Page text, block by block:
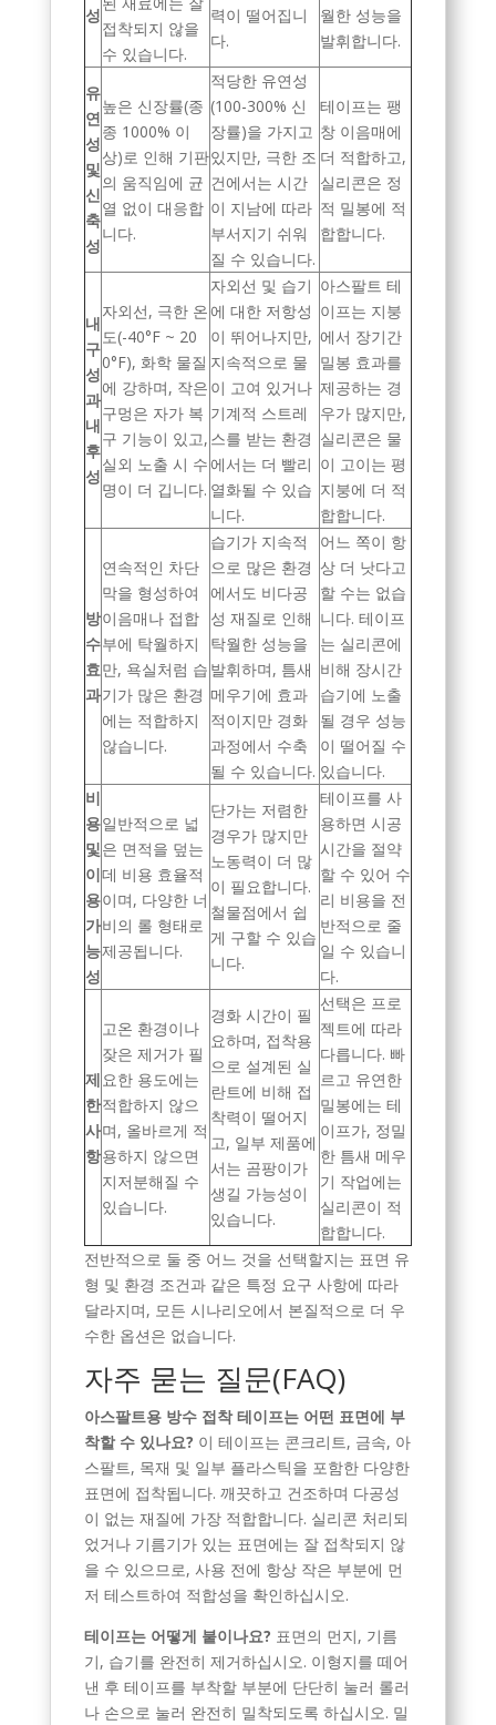
성
접착되지 않을
수 있습니다.
력이 떨어집니
다.
월한 성능을
발휘합니다.
유
연
성
및
신
축
성
높은 신장률(종
종 1000% 이
상)로 인해 기판
의 움직임에 균
열 없이 대응합
니다.
적당한 유연성
(100-300% 신
장률)을 가지고
있지만, 극한 조
건에서는 시간
이 지남에 따라
부서지기 쉬워
질 수 있습니다.
테이프는 팽
창 이음매에
더 적합하고,
실리콘은 정
적 밀봉에 적
합합니다.
내
구
성
과
내
후
성
자외선, 극한 온
도(-40°F ~ 20
0°F), 화학 물질
에 강하며, 작은
구멍은 자가 복
구 기능이 있고,
실외 노출 시 수
명이 더 깁니다.
자외선 및 습기
에 대한 저항성
이 뛰어나지만,
지속적으로 물
이 고여 있거나
기계적 스트레
스를 받는 환경
에서는 더 빨리
열화될 수 있습
니다.
아스팔트 테
이프는 지붕
에서 장기간
밀봉 효과를
제공하는 경
우가 많지만,
실리콘은 물
이 고이는 평
지붕에 더 적
합합니다.
방
수
효
과
연속적인 차단
막을 형성하여
이음매나 접합
부에 탁월하지
만, 욕실처럼 습
기가 많은 환경
에는 적합하지
않습니다.
습기가 지속적
으로 많은 환경
에서도 비다공
성 재질로 인해
탁월한 성능을
발휘하며, 틈새
메우기에 효과
적이지만 경화
과정에서 수축
될 수 있습니다.
어느 쪽이 항
상 더 낫다고
할 수는 없습
니다. 테이프
는 실리콘에
비해 장시간
습기에 노출
될 경우 성능
이 떨어질 수
있습니다.
비
용
및
이
용
가
능
성
일반적으로 넓
은 면적을 덮는
데 비용 효율적
이며, 다양한 너
비의 롤 형태로
제공됩니다.
단가는 저렴한
경우가 많지만
노동력이 더 많
이 필요합니다.
철물점에서 쉽
게 구할 수 있습
니다.
테이프를 사
용하면 시공
시간을 절약
할 수 있어 수
리 비용을 전
반적으로 줄
일 수 있습니
다.
제
한
사
항
고온 환경이나
잦은 제거가 필
요한 용도에는
적합하지 않으
며, 올바르게 적
용하지 않으면
지저분해질 수
있습니다.
경화 시간이 필
요하며, 접착용
으로 설계된 실
란트에 비해 접
착력이 떨어지
고, 일부 제품에
서는 곰팡이가
생길 가능성이
있습니다.
선택은 프로
젝트에 따라
다릅니다. 빠
르고 유연한
밀봉에는 테
이프가, 정밀
한 틈새 메우
기 작업에는
실리콘이 적
합합니다.
전반적으로 둘 중 어느 것을 선택할지는 표면 유
형 및 환경 조건과 같은 특정 요구 사항에 따라
달라지며, 모든 시나리오에서 본질적으로 더 우
수한 옵션은 없습니다.
자주 묻는 질문(FAQ)
아스팔트용 방수 접착 테이프는 어떤 표면에 부
착할 수 있나요? 이 테이프는 콘크리트, 금속, 아
스팔트, 목재 및 일부 플라스틱을 포함한 다양한
표면에 접착됩니다. 깨끗하고 건조하며 다공성
이 없는 재질에 가장 적합합니다. 실리콘 처리되
었거나 기름기가 있는 표면에는 잘 접착되지 않
을 수 있으므로, 사용 전에 항상 작은 부분에 먼
저 테스트하여 적합성을 확인하십시오.
테이프는 어떻게 붙이나요? 표면의 먼지, 기름
기, 습기를 완전히 제거하십시오. 이형지를 떼어
낸 후 테이프를 부착할 부분에 단단히 눌러 롤러
나 손으로 눌러 완전히 밀착되도록 하십시오. 밀